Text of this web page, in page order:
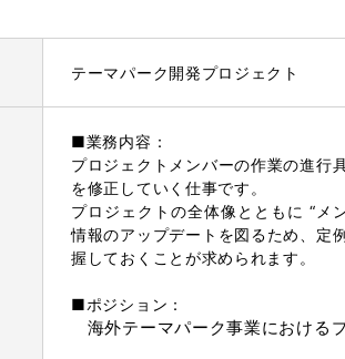
テーマパーク開発プロジェクト
■業務内容：
プロジェクトメンバーの作業の進行
を修正していく仕事です。
プロジェクトの全体像とともに “メ
情報のアップデートを図るため、定
握しておくことが求められます。
■ポジション：
海外テーマパーク事業における